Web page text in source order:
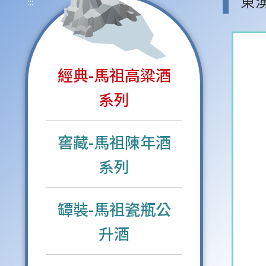
經典-馬祖高粱酒
系列
窖藏-馬祖陳年酒
系列
罈裝-馬祖瓷瓶公
升酒